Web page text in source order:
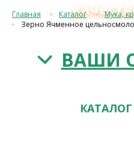
Главная Каталог
Мука,
Зерно Ячменное
ВАШИ